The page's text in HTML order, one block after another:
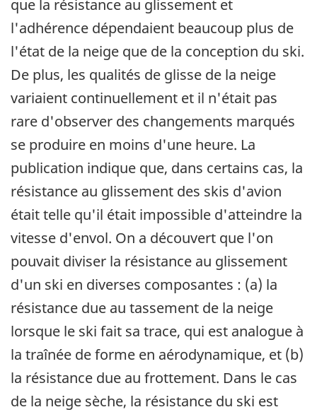
que la résistance au glissement et
l'adhérence dépendaient beaucoup plus de
l'état de la neige que de la conception du ski.
De plus, les qualités de glisse de la neige
variaient continuellement et il n'était pas
rare d'observer des changements marqués
se produire en moins d'une heure. La
publication indique que, dans certains cas, la
résistance au glissement des skis d'avion
était telle qu'il était impossible d'atteindre la
vitesse d'envol. On a découvert que l'on
pouvait diviser la résistance au glissement
d'un ski en diverses composantes : (a) la
résistance due au tassement de la neige
lorsque le ski fait sa trace, qui est analogue à
la traînée de forme en aérodynamique, et (b)
la résistance due au frottement. Dans le cas
de la neige sèche, la résistance du ski est